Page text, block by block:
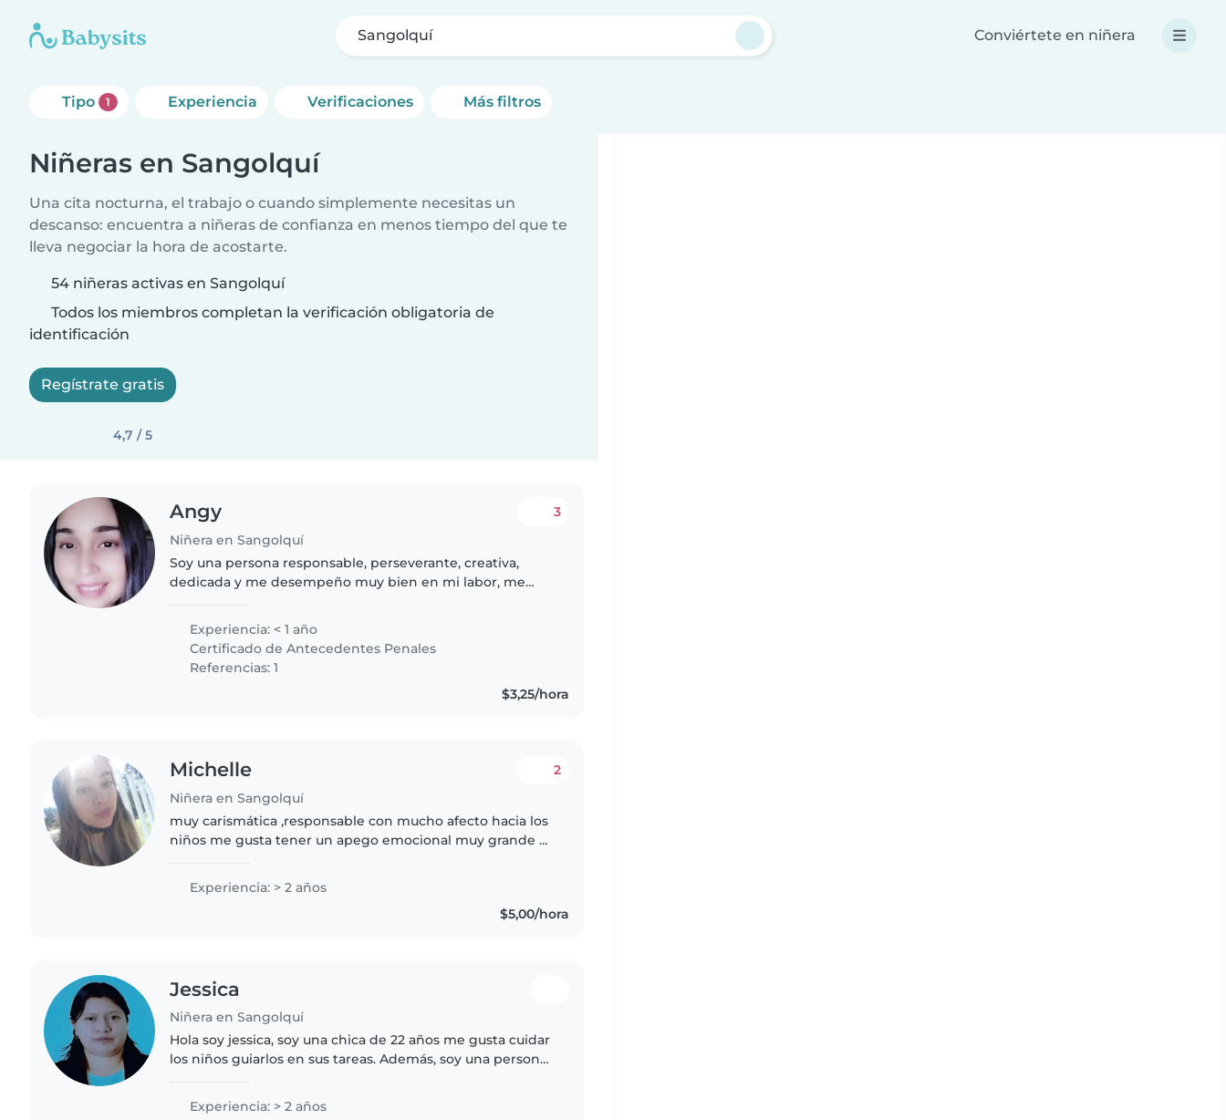
Sangolquí Conviértete en niñera
Tipo 1 Experiencia Verificaciones Más filtros
Niñeras en Sangolquí
Una cita nocturna, el trabajo o cuando simplemente necesitas un
descanso: encuentra a niñeras de confianza en menos tiempo del que te
lleva negociar la hora de acostarte.
54 niñeras activas en Sangolquí
Todos los miembros completan la verificación obligatoria de
identificación
Regístrate gratis
4,7 / 5
Angy
Niñera en Sangolquí
3
Soy una persona responsable, perseverante, creativa,
dedicada y me desempeño muy bien en mi labor, me
tal motivo seleccione..
Experiencia: < 1 año
Certificado de Antecedentes Penales
Referencias: 1
$3,25/hora
Michelle
Niñera en Sangolquí
2
muy carismática ,responsable con mucho afecto hacia los
niños me gusta tener un apego emocional muy grande y
Experiencia: > 2 años
$5,00/hora
Jessica
Niñera en Sangolquí
Hola soy jessica, soy una chica de 22 años me gusta cuidar
los niños guiarlos en sus tareas. Además, soy una persona
inicial, tengo..
Experiencia: > 2 años